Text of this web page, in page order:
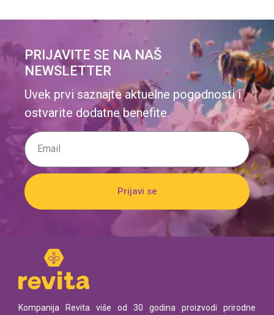
PRIJAVITE SE NA NAŠ
NEWSLETTER
Uvek prvi saznajte aktuelne pogodnosti i
ostvarite dodatne benefite.
Prijavi se
Kompanija Revita više od 30 godina proizvodi prirodne